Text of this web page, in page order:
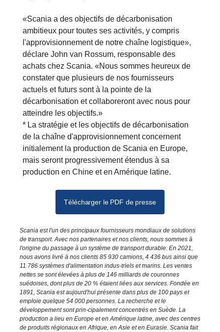
«Scania a des objectifs de décarbonisation
ambitieux pour toutes ses activités, y compris
l'approvisionnement de notre chaîne logistique»,
déclare John van Rossum, responsable des
achats chez Scania. «Nous sommes heureux de
constater que plusieurs de nos fournisseurs
actuels et futurs sont à la pointe de la
décarbonisation et collaboreront avec nous pour
atteindre les objectifs.»
* La stratégie et les objectifs de décarbonisation
de la chaîne d'approvisionnement concernent
initialement la production de Scania en Europe,
mais seront progressivement étendus à sa
production en Chine et en Amérique latine.
Télécharger le PDF de presse
Scania est l'un des principaux fournisseurs mondiaux de solutions
de transport. Avec nos partenaires et nos clients, nous sommes à
l'origine du passage à un système de transport durable. En 2021,
nous avons livré à nos clients 85 930 camions, 4 436 bus ainsi que
11 786 systèmes d'alimentation indus-triels et marins. Les ventes
nettes se sont élevées à plus de 146 milliards de couronnes
suédoises, dont plus de 20 % étaient liées aux services. Fondée en
1891, Scania est aujourd'hui présente dans plus de 100 pays et
emploie quelque 54 000 personnes. La recherche et le
développement sont prin-cipalement concentrés en Suède. La
production a lieu en Europe et en Amérique latine, avec des centres
de produits régionaux en Afrique, en Asie et en Eurasie. Scania fait